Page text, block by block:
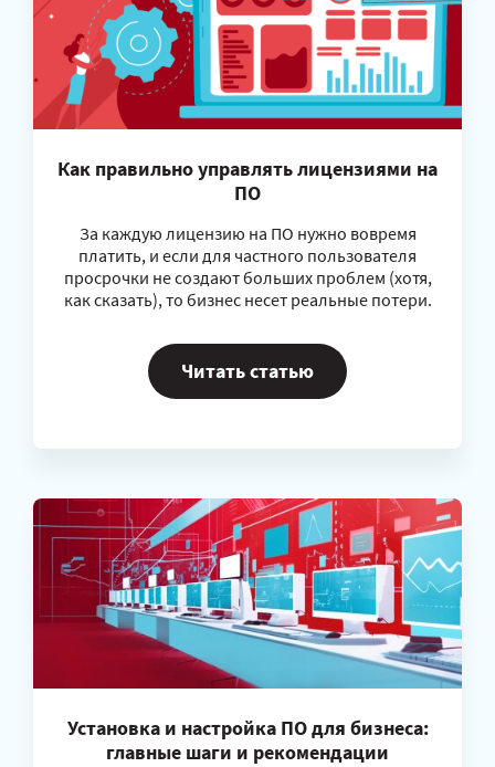
Как правильно управлять лицензиями на
ПО
За каждую лицензию на ПО нужно вовремя
платить, и если для частного пользователя
просрочки не создают больших проблем (хотя,
как сказать), то бизнес несет реальные потери.
Читать статью
Установка и настройка ПО для бизнеса:
главные шаги и рекомендации